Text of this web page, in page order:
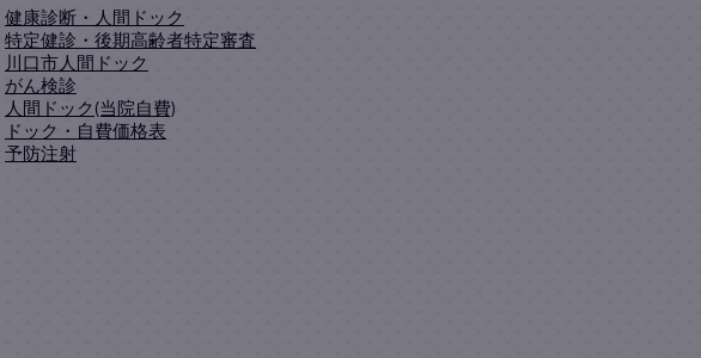
健康診断・人間ドック
特定健診・後期高齢者特定審査
川口市人間ドック
がん検診
人間ドック (当院自費)
ドック・自費価格表
予防注射